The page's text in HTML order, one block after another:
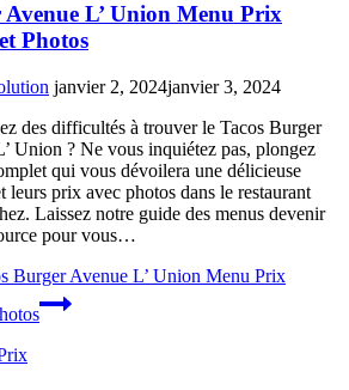
Avenue L’ Union Menu Prix
Photos
janvier 2, 2024janvier 3, 2024
des difficultés à trouver le Tacos Burger
Union ? Ne vous inquiétez pas, plongez
qui vous dévoilera une délicieuse
leurs prix avec photos dans le restaurant
Laissez notre guide des menus devenir
pour vous…
Burger Avenue L’ Union Menu Prix